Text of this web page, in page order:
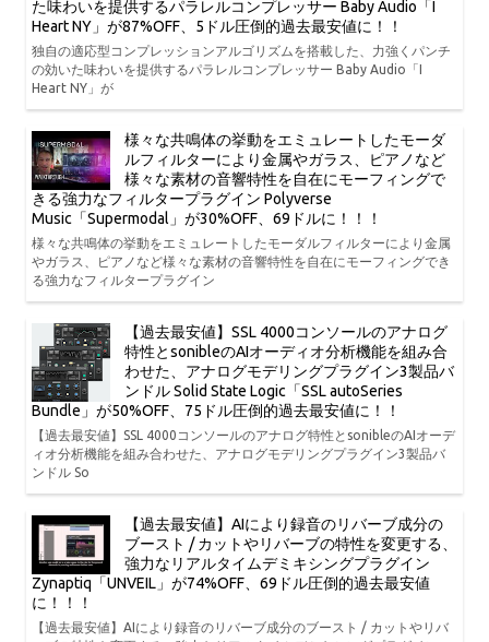
た味わいを提供するパラレルコンプレッサー Baby Audio「I
Heart NY」が87%OFF、5ドル圧倒的過去最安値に！！
独自の適応型コンプレッションアルゴリズムを搭載した、力強くパンチ
の効いた味わいを提供するパラレルコンプレッサー Baby Audio「I
Heart NY」が
様々な共鳴体の挙動をエミュレートしたモーダ
ルフィルターにより金属やガラス、ピアノなど
様々な素材の音響特性を自在にモーフィングで
きる強力なフィルタープラグイン Polyverse
Music「Supermodal」が30%OFF、69ドルに！！！
様々な共鳴体の挙動をエミュレートしたモーダルフィルターにより金属
やガラス、ピアノなど様々な素材の音響特性を自在にモーフィングでき
る強力なフィルタープラグイン
【過去最安値】SSL 4000コンソールのアナログ
特性とsonibleのAIオーディオ分析機能を組み合
わせた、アナログモデリングプラグイン3製品バ
ンドル Solid State Logic「SSL autoSeries
Bundle」が50%OFF、75ドル圧倒的過去最安値に！！
【過去最安値】SSL 4000コンソールのアナログ特性とsonibleのAIオーデ
ィオ分析機能を組み合わせた、アナログモデリングプラグイン3製品バ
ンドル So
【過去最安値】AIにより録音のリバーブ成分の
ブースト / カットやリバーブの特性を変更する、
強力なリアルタイムデミキシングプラグイン
Zynaptiq「UNVEIL」が74%OFF、69ドル圧倒的過去最安値
に！！！
【過去最安値】AIにより録音のリバーブ成分のブースト / カットやリバ